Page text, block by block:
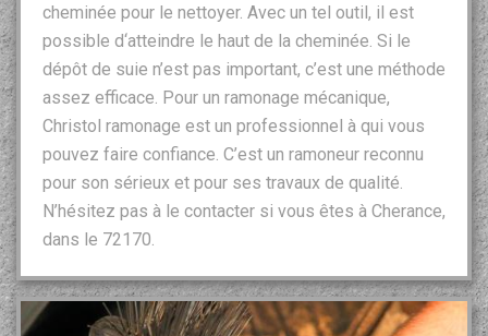
cheminée pour le nettoyer. Avec un tel outil, il est
possible d‘atteindre le haut de la cheminée. Si le
dépôt de suie n’est pas important, c’est une méthode
assez efficace. Pour un ramonage mécanique,
Christol ramonage est un professionnel à qui vous
pouvez faire confiance. C’est un ramoneur reconnu
pour son sérieux et pour ses travaux de qualité.
N’hésitez pas à le contacter si vous êtes à Cherance,
dans le 72170.